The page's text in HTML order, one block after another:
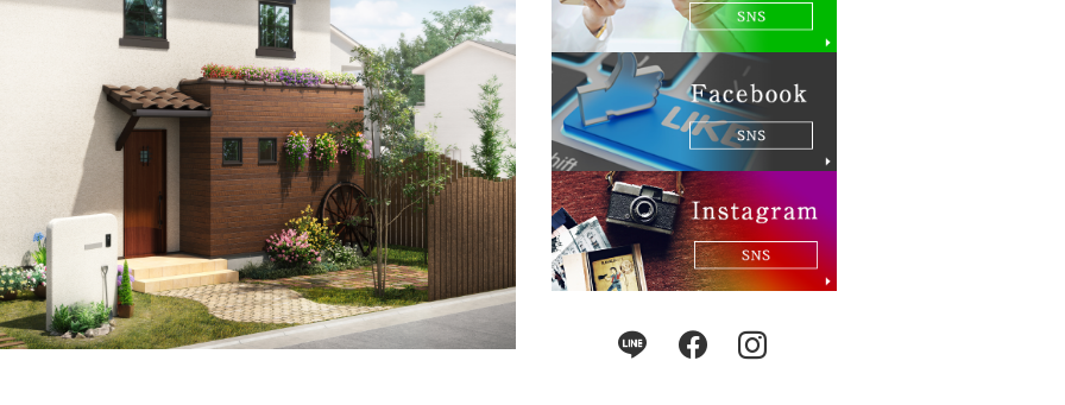
LINEFacebook